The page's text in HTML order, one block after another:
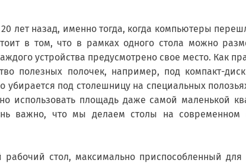
назад, именно тогда, когда компьютеры
в том, что в рамках одного стола можно
устройства предусмотрено свое место. Как
полезных полочек, например, под компакт-
убирается под столешницу на специальных
использовать площадь даже самой маленькой
важно, что мы делаем столы на современном
стол, максимально приспособленный